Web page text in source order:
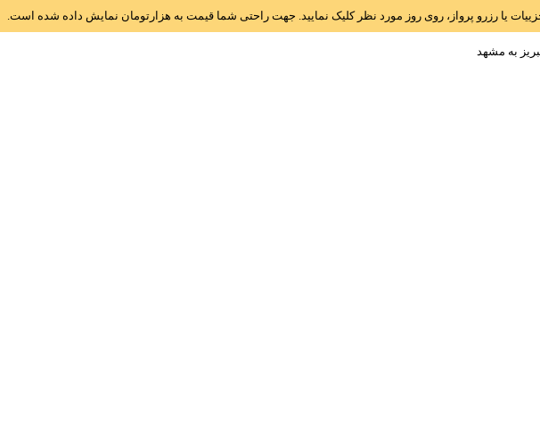
یا رزرو پرواز، روی روز مورد نظر کلیک نمایید. جهت راحتی شما قیمت به هزارتومان نمایش داده شده است.
به مشهد